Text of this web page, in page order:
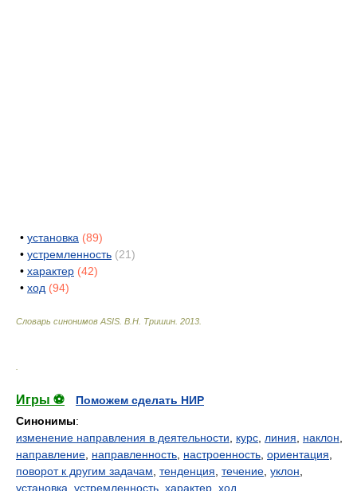
• установка (89)
• устремленность (21)
• характер (42)
• ход (94)
Словарь синонимов ASIS. В.Н. Тришин 2013
Игры ⚽
Поможем сделать НИР
Синонимы:
изменение направления в деятельности
курс линия наклон
направление направленность настроенность ориентация
поворот к другим задачам тенденция течение уклон
установка устремленность характер ход